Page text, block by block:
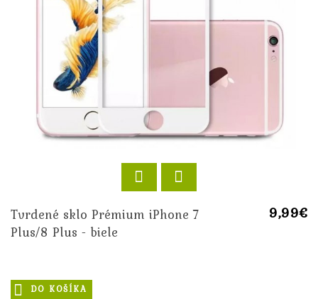
Tvrdené sklo Prémium iPhone 7
Plus/8 Plus - biele
9,99€
DO KOŠÍKA